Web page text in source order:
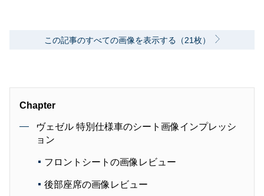
この記事のすべての画像を表示する（21枚）
Chapter
ヴェゼル 特別仕様車のシート画像インプレッシ
ョン
フロントシートの画像レビュー
後部座席の画像レビュー